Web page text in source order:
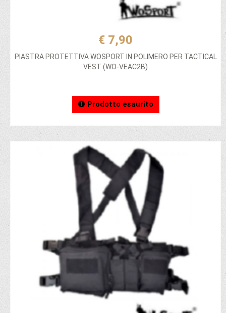
€ 7,90
PIASTRA PROTETTIVA WOSPORT IN POLIMERO PER TACTICAL
VEST (WO-VEAC2B)
Prodotto esaurito